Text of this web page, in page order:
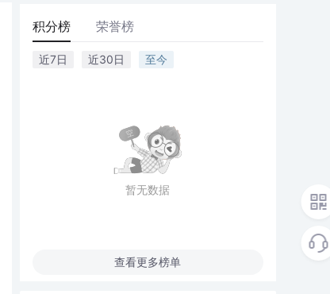
积分榜 荣誉榜
近7日 近30日 至今
暂无数据
查看更多榜单